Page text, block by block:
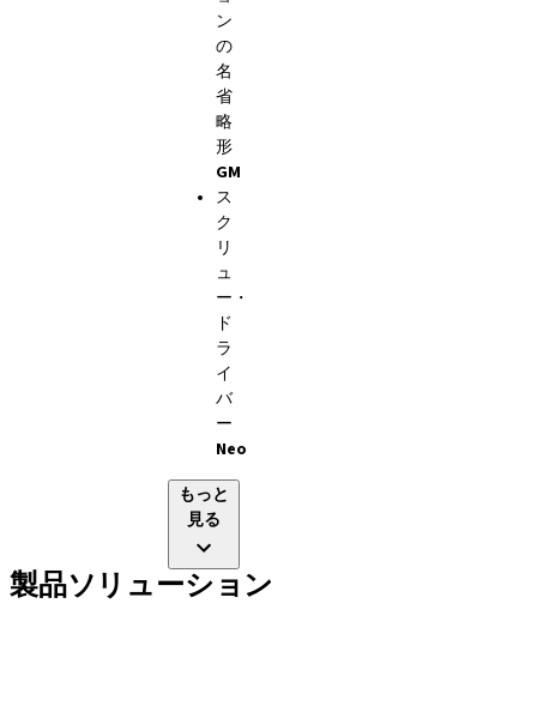
ン
の
名
省
略
形
GM
ス
ク
リ
ュ
ー・
ド
ラ
イ
バ
ー
Neo
もっと
見る
製品ソリューション